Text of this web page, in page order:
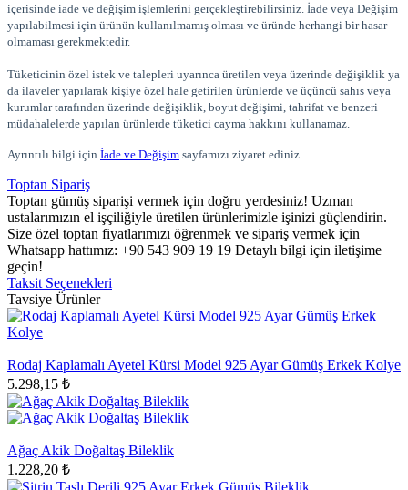
içerisinde iade ve değişim işlemlerini gerçekleştirebilirsiniz. İade veya Değişim
yapılabilmesi için ürünün kullanılmamış olması ve üründe herhangi bir hasar
olmaması gerekmektedir.
Tüketicinin özel istek ve talepleri uyarınca üretilen veya üzerinde değişiklik ya
da ilaveler yapılarak kişiye özel hale getirilen ürünlerde ve üçüncü sahıs veya
kurumlar tarafından üzerinde değişiklik, boyut değişimi, tahrifat ve benzeri
müdahalelerde yapılan ürünlerde tüketici cayma hakkını kullanamaz.
Ayrıntılı bilgi için İade ve Değişim sayfamızı ziyaret ediniz.
Toptan Sipariş
Toptan gümüş siparişi vermek için doğru yerdesiniz! Uzman
ustalarımızın el işçiliğiyle üretilen ürünlerimizle işinizi güçlendirin.
Size özel toptan fiyatlarımızı öğrenmek ve sipariş vermek için
Whatsapp hattımız: +90 543 909 19 19 Detaylı bilgi için iletişime
geçin!
Taksit Seçenekleri
Tavsiye Ürünler
Rodaj Kaplamalı Ayetel Kürsi Model 925 Ayar Gümüş Erkek Kolye
5.298,15 ₺
Ağaç Akik Doğaltaş Bileklik
1.228,20 ₺